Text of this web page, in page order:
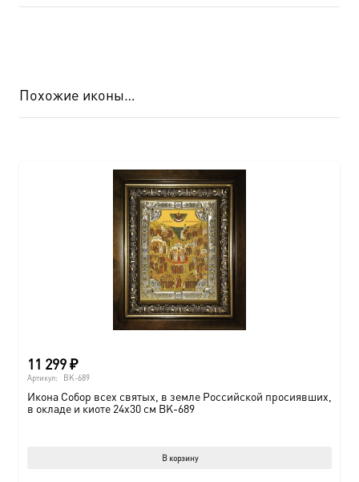
Похожие иконы…
11 299₽
Артикул: BK-689
Икона Собор всех святых, в земле Российской просиявших,
в окладе и киоте 24х30 см BK-689
В корзину